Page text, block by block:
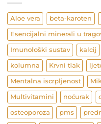
podrška
našem
imunitetu
Aloe vera beta-karoten
Esencijalni minerali u
Imunološki sustav kalcij
kolumna Krvni tlak
Mentalna iscrpljenost
Multivitamini noćurak
osteoporoza pms